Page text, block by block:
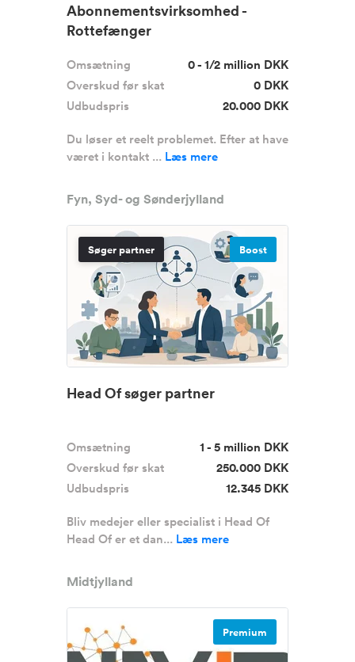
Abonnementsvirksomhed -
Rottefænger
Omsætning
0 - 1/2 million DKK
Overskud før skat
0 DKK
Udbudspris
20.000 DKK
Du løser et reelt problemet. Efter at have
været i kontakt ... Læs mere
Fyn, Syd- og Sønderjylland
Søger partner Boost
Head Of søger partner
Omsætning
1 - 5 million DKK
Overskud før skat
250.000 DKK
Udbudspris
12.345 DKK
Bliv medejer eller specialist i Head Of
Head Of er et dan... Læs mere
Midtjylland
Premium